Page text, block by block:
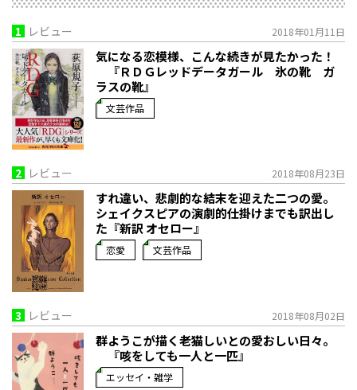
1 レビュー 2018年01月11日
気になる恋模様、こんな続きが見たかった！
『ＲＤＧレッドデータガール 氷の靴 ガ
ラスの靴』
文芸作品
2 レビュー 2018年08月23日
すれ違い、悲劇的な結末を迎えた二つの愛。
シェイクスピアの演劇的仕掛けまでも訳出し
た『新訳 オセロー』
恋愛 文芸作品
3 レビュー 2018年08月02日
群ようこが描く老猫しいとの愛おしい日々。
『咳をしても一人と一匹』
エッセイ・雑学